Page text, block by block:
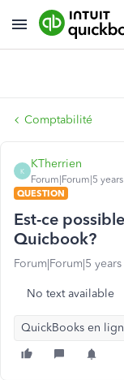
Comptabilité
K
KTherrien
Forum|Forum|5
QUESTION
Est-ce
Quicbook?
Forum|Forum|5
No text available
QuickBooks en